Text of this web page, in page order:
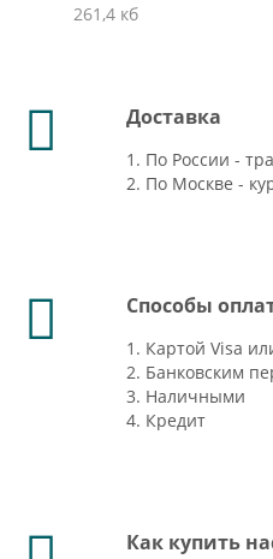
261,4 кб
Доставка
1. По России -
2. По Москве -
Способы
1. Картой Visa
2. Банковским
3. Наличными
4. Кредит
Как купить